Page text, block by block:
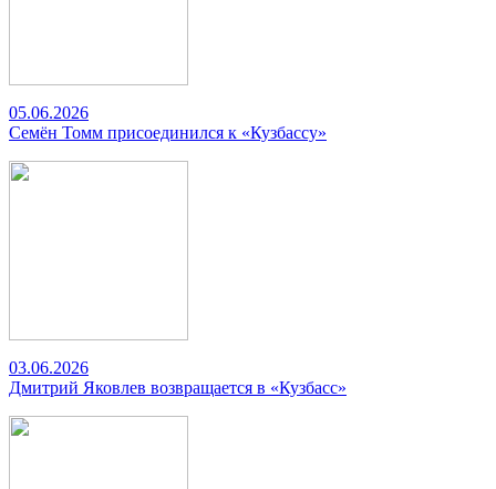
05.06.2026
Семён Томм присоединился к «Кузбассу»
03.06.2026
Дмитрий Яковлев возвращается в «Кузбасс»